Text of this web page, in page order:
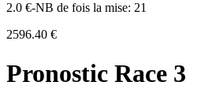
2.0 €-NB de fois la mise: 21
2596.40 €
Pronostic Race 3